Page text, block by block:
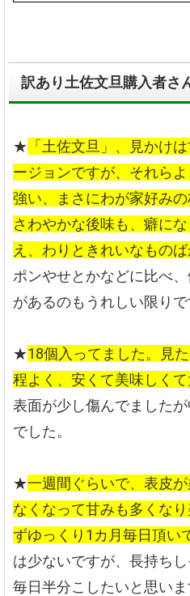
訳あり土佐文旦購入者さ
★ 「土佐文旦」、見かけ
ージョンですが、それら
強い、まさにわが家好みの
さわやかな後味も、癖にな
え、わりときれいなものば
ポンやせとかなどに比べ
があるのもうれしい限りで
★18個入ってました。見
程よく、安くて美味しくて
表面が少し傷んでました
でした。
★一週間ぐらいで、表皮
なくなって甘みも多くな
ずゆっくり1カ月毎日頂い
は少ないですが、長持ち
毎日半分こしたいと思いま